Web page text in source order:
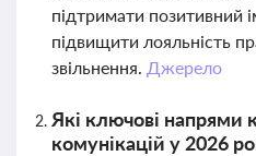
підтримати позитивний
підвищити лояльність
звільнення. Джерело
Які ключові напрями
комунікацій у 2026